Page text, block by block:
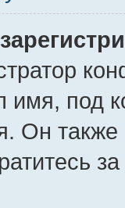
имя, под
Он